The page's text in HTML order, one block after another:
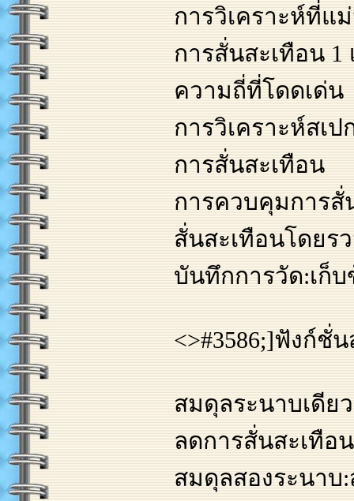
การวิเคราะห์ที่แ
การสั่นสะเทือน 1
ความถี่ที่โดดเด่น
การวิเคราะห์สเ
การสั่นสะเทือน
การควบคุมการสั่
สั่นสะเทือนโดยร
บันทึกการวัด:เก็
<>#3586;]ฟังก์ชั่
สมดุลระนาบเดีย
ลดการสั่นสะเทือน
สมดุลสองระนา